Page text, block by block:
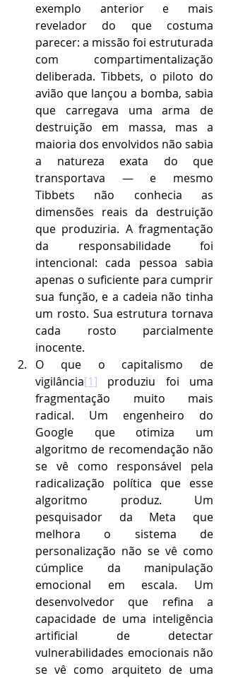
exemplo anterior e mais
revelador do que costuma
parecer: a missão foi estruturada
com compartimentalização
deliberada. Tibbets, o piloto do
avião que lançou a bomba, sabia
que carregava uma arma de
destruição em massa, mas a
maioria dos envolvidos não sabia
a natureza exata do que
transportava — e mesmo
Tibbets não conhecia as
dimensões reais da destruição
que produziria. A fragmentação
da responsabilidade foi
intencional: cada pessoa sabia
apenas o suficiente para cumprir
sua função, e a cadeia não tinha
um rosto. Sua estrutura tornava
cada rosto parcialmente
inocente.
O que o capitalismo de
vigilância[1] produziu foi uma
fragmentação muito mais
radical. Um engenheiro do
Google que otimiza um
algoritmo de recomendação não
se vê como responsável pela
radicalização política que esse
algoritmo produz. Um
pesquisador da Meta que
melhora o sistema de
personalização não se vê como
cúmplice da manipulação
emocional em escala. Um
desenvolvedor que refina a
capacidade de uma inteligência
artificial de detectar
vulnerabilidades emocionais não
se vê como arquiteto de uma